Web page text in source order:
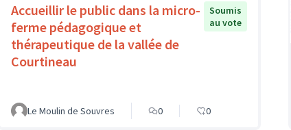
Accueillir le public dans la micro-
ferme pédagogique et
thérapeutique de la vallée de
Courtineau
Soumis
au vote
Le Moulin de Souvres 0 0